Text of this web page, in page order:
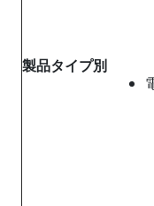
製品タイプ別